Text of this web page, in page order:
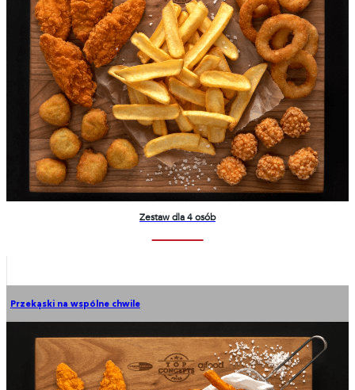
Zestaw dla 4 osób
Przekąski na wspólne chwile